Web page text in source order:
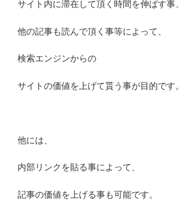
サイト内に滞在して頂く時間を伸ばす事、
他の記事も読んで頂く事等によって、
検索エンジンからの
サイトの価値を上げて貰う事が目的です。
他には、
内部リンクを貼る事によって、
記事の価値を上げる事も可能です。